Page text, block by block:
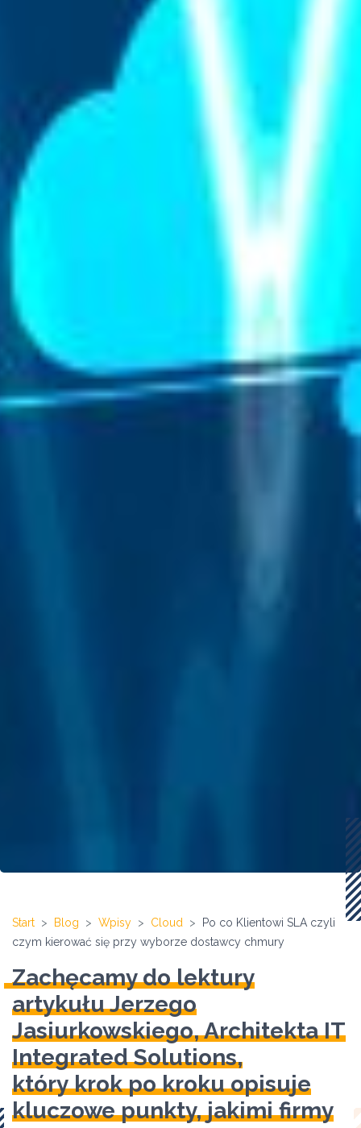
Start Blog Wpisy Cloud
Po co Klientowi SLA czyli
czym kierować się przy wyborze dostawcy chmury
Zachęcamy do lektury
artykułu Jerzego
Jasiurkowskiego, Architekta IT
Integrated Solutions,
który krok po kroku opisuje
kluczowe punkty, jakimi firmy